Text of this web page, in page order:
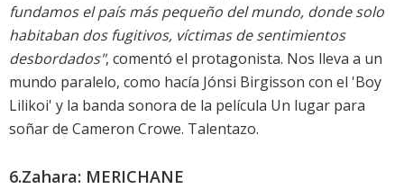
fundamos el país más pequeño del mundo, donde solo
habitaban dos fugitivos, víctimas de sentimientos
desbordados", comentó el protagonista. Nos lleva a un
mundo paralelo, como hacía Jónsi Birgisson con el 'Boy
Lilikoi' y la banda sonora de la película Un lugar para
soñarde Cameron Crowe. Talentazo.
6.Zahara: MERICHANE